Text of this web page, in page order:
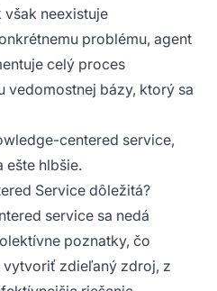
neexistuje
problému, agent
celý proces
vedomostnej bázy, ktorý sa
centered service,
ešte hlbšie.
Service dôležitá?
service sa nedá
poznatky, čo
vytvoriť zdieľaný zdroj, z